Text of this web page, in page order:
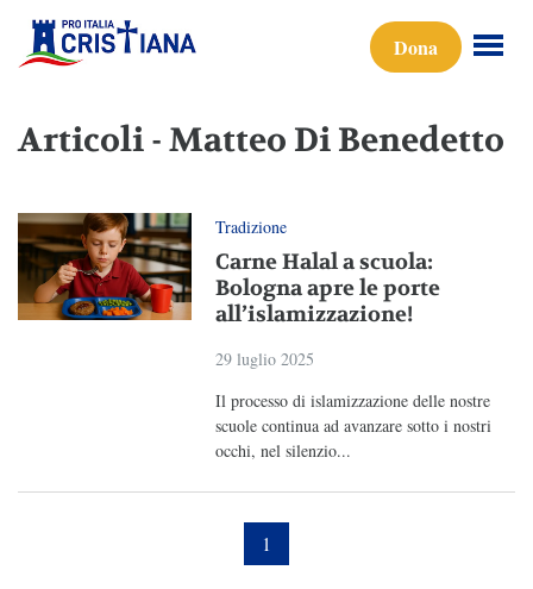
Dona
Articoli - Matteo Di Benedetto
Tradizione
Carne Halal a scuola:
Bologna apre le porte
all’islamizzazione!
29 luglio 2025
Il processo di islamizzazione delle nostre
scuole continua ad avanzare sotto i nostri
occhi, nel silenzio...
1